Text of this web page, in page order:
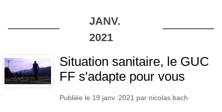
JANV.
2021
Situation sanitaire, le GUC
FF s'adapte pour vous
Publiée le 19 janv. 2021 par nicolas bach